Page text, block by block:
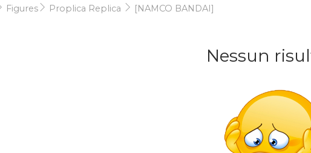
Figures Proplica Replica [NAMCO BANDAI]
Nessun